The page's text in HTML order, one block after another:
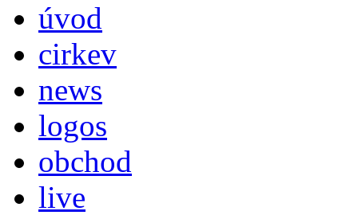
úvod
cirkev
news
logos
obchod
live